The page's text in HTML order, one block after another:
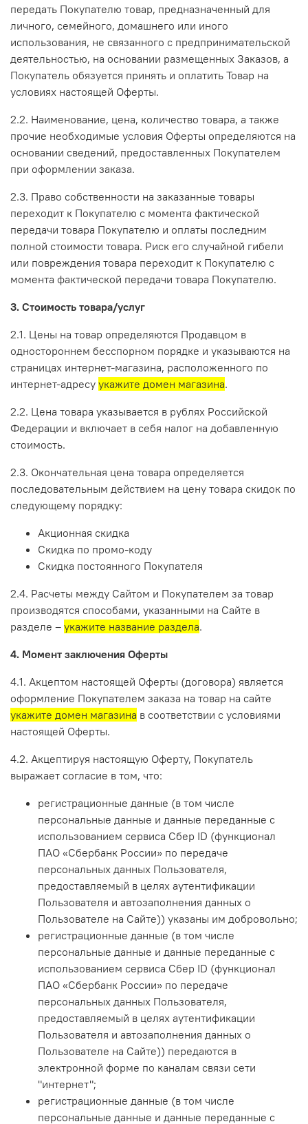
передать Покупателю товар, предназначенный для
личного, семейного, домашнего или иного
использования, не связанного с предпринимательской
деятельностью, на основании размещенных Заказов, а
Покупатель обязуется принять и оплатить Товар на
условиях настоящей Оферты.
2.2. Наименование, цена, количество товара, а также
прочие необходимые условия Оферты определяются на
основании сведений, предоставленных Покупателем
при оформлении заказа.
2.3. Право собственности на заказанные товары
переходит к Покупателю с момента фактической
передачи товара Покупателю и оплаты последним
полной стоимости товара. Риск его случайной гибели
или повреждения товара переходит к Покупателю с
момента фактической передачи товара Покупателю.
3. Стоимость товара/услуг
2.1. Цены на товар определяются Продавцом в
одностороннем бесспорном порядке и указываются на
страницах интернет-магазина, расположенного по
интернет-адресу укажите домен магазина.
2.2. Цена товара указывается в рублях Российской
Федерации и включает в себя налог на добавленную
стоимость.
2.3. Окончательная цена товара определяется
последовательным действием на цену товара скидок по
следующему порядку:
Акционная скидка
Скидка по промо-коду
Скидка постоянного Покупателя
2.4. Расчеты между Сайтом и Покупателем за товар
производятся способами, указанными на Сайте в
разделе – укажите название раздела.
4. Момент заключения Оферты
4.1. Акцептом настоящей Оферты (договора) является
оформление Покупателем заказа на товар на сайте
укажите домен магазина в соответствии с условиями
настоящей Оферты.
4.2. Акцептируя настоящую Оферту, Покупатель
выражает согласие в том, что:
регистрационные данные (в том числе
персональные данные и данные переданные с
использованием сервиса Сбер ID (функционал
ПАО «Сбербанк России» по передаче
персональных данных Пользователя,
предоставляемый в целях аутентификации
Пользователя и автозаполнения данных о
Пользователе на Сайте)) указаны им добровольно;
регистрационные данные (в том числе
персональные данные и данные переданные с
использованием сервиса Сбер ID (функционал
ПАО «Сбербанк России» по передаче
персональных данных Пользователя,
предоставляемый в целях аутентификации
Пользователя и автозаполнения данных о
Пользователе на Сайте)) передаются в
электронной форме по каналам связи сети
"интернет";
регистрационные данные (в том числе
персональные данные и данные переданные с